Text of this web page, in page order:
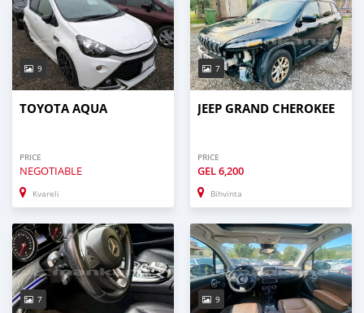
9
TOYOTA AQUA
PRICE
NEGOTIABLE
Kvareli
7
JEEP GRAND CHEROKEE
PRICE
GEL6,200
Bihvinta
7 9